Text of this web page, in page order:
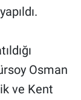
Osman
ve Kent